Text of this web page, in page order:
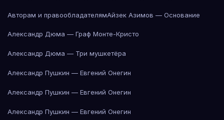
Авторам и правообладателямАйзек Азимов — Основание
Александр Дюма — Граф Монте-Кристо
Александр Дюма — Три мушкетёра
Александр Пушкин — Евгений Онегин
Александр Пушкин — Евгений Онегин
Александр Пушкин — Евгений Онегин